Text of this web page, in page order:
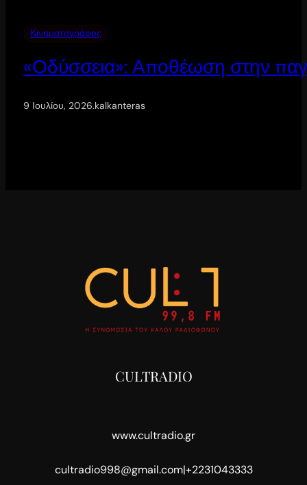
Κινηματογράφος
«Οδύσσεια»: Αποθέωση στην
9 Ιουλίου, 2026.kalkanteras
CULTRADIO
www.cultradio.gr
cultradio998@gmail.com|+2231043333